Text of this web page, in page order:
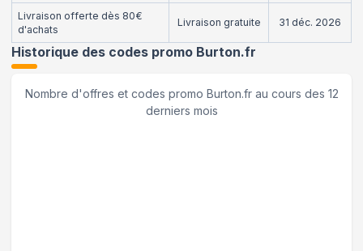
Livraison offerte dès 80€
d'achats
Livraison gratuite 31 déc. 2026
Historique des codes promo Burton.fr
Nombre d'offres et codes promo Burton.frau cours des 12
derniers mois